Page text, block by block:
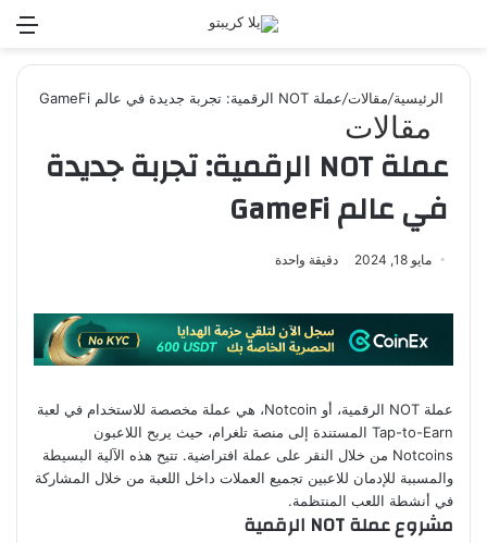
الرئيسية/مقالات/عملة NOT الرقمية: تجربة جديدة في عالم GameFi
مقالات
عملة NOT الرقمية: تجربة جديدة
في عالم GameFi
مايو 18, 2024 دقيقة واحدة
عملة NOT الرقمية، أو Notcoin، هي عملة مخصصة للاستخدام في لعبة
Tap-to-Earn المستندة إلى منصة تلغرام، حيث يربح اللاعبون
Notcoins من خلال النقر على عملة افتراضية. تتيح هذه الآلية البسيطة
والمسببة للإدمان للاعبين تجميع العملات داخل اللعبة من خلال المشاركة
في أنشطة اللعب المنتظمة.
مشروع عملة NOT الرقمية